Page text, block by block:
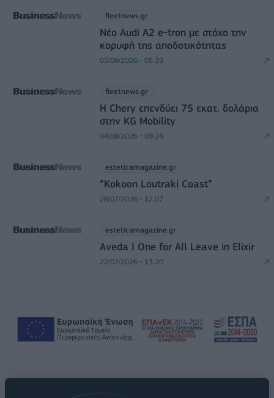
fleetnews.gr
Νέο Audi A2 e-tron με στόχο την
κορυφή της αποδοτικότητας
05/08/2026 - 05:39
fleetnews.gr
Η Chery επενδύει 75 εκατ. δολάρια
στην KG Mobility
04/08/2026 - 09:24
esteticamagazine.gr
“Kokoon Loutraki Coast”
28/07/2026 - 12:07
esteticamagazine.gr
Aveda I One for All Leave in Elixir
22/07/2026 - 13:20